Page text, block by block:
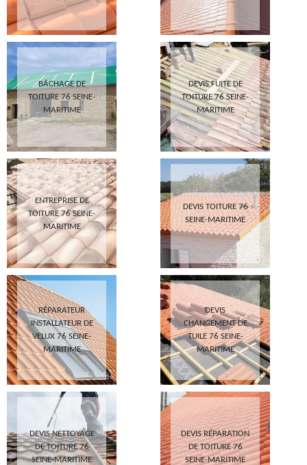
BÂCHAGE DE
TOITURE 76 SEINE-
MARITIME
DEVIS FUITE DE
TOITURE 76 SEINE-
MARITIME
ENTREPRISE DE
TOITURE 76 SEINE-
MARITIME
DEVIS TOITURE 76
SEINE-MARITIME
RÉPARATEUR
INSTALLATEUR DE
VELUX 76 SEINE-
MARITIME
DEVIS
CHANGEMENT DE
TUILE 76 SEINE-
MARITIME
DEVIS NETTOYAGE
DE TOITURE 76
SEINE-MARITIME
DEVIS RÉPARATION
DE TOITURE 76
SEINE-MARITIME